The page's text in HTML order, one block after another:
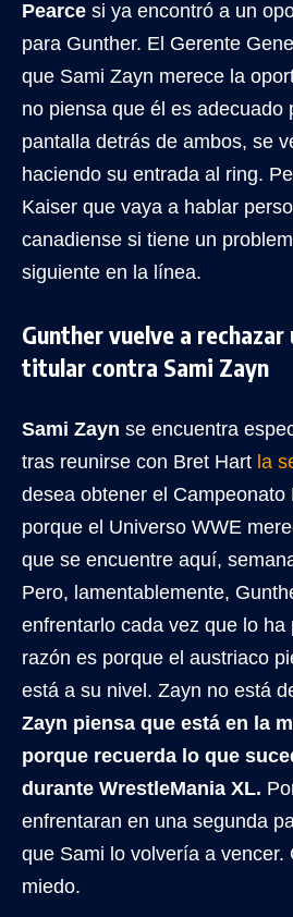
Pearce si ya encontró a un
para Gunther. El Gerente
que Sami Zayn merece la
no piensa que él es adecuado
pantalla detrás de ambos, se
haciendo su entrada al ring.
Kaiser que vaya a hablar
canadiense si tiene un
siguiente en la línea.
Gunther vuelve a
titular contra Sami Zayn
Sami Zayn se encuentra
tras reunirse con Bret Hart la
desea obtener el Campeonato
porque el Universo WWE
que se encuentre aquí,
Pero, lamentablemente,
enfrentarlo cada vez que lo ha
razón es porque el austriaco
está a su nivel. Zayn no está
Zayn piensa que está en la
porque recuerda lo que
durante WrestleMania XL.
enfrentaran en una segunda
que Sami lo volvería a vencer.
miedo.